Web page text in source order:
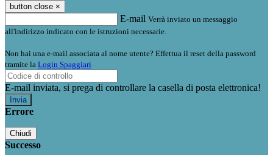
button close ×
E-mail Verrà inviato un messaggio
all'indirizzo indicato con le istruzioni necessarie.
Non hai una e-mail associata al nome utente? Effettua il reset della password
tramite la Login Spaggiari
E-mail inviata, si prega di controllare la casella di posta elettronica!
Errore
Chiudi
Successo